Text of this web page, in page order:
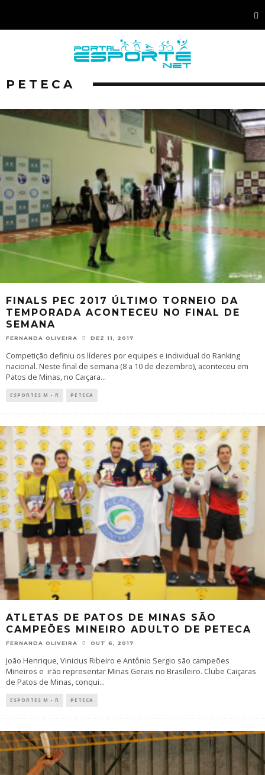
PETECA
FINALS PEC 2017 ÚLTIMO TORNEIO DA
TEMPORADA ACONTECEU NO FINAL DE
SEMANA
FERNANDA OLIVEIRA DEZ 11, 2017
Competição definiu os líderes por equipes e individual do Ranking
nacional. Neste final de semana (8 a 10 de dezembro), aconteceu em
Patos de Minas, no Caiçara...
ESPORTES M - R PETECA
ATLETAS DE PATOS DE MINAS SÃO
CAMPEÕES MINEIRO ADULTO DE PETECA
FERNANDA OLIVEIRA OUT 6, 2017
João Henrique, Vinicius Ribeiro e Antônio Sergio são campeões
Mineiros e irão representar Minas Gerais no Brasileiro. Clube Caiçaras
de Patos de Minas, conqui...
ESPORTES M - R PETECA